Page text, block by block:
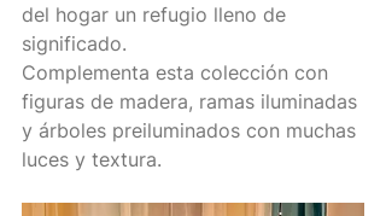
del hogar un refugio lleno de
significado.
Complementa esta colección con
figuras de madera, ramas iluminadas
y árboles preiluminados con muchas
luces y textura.